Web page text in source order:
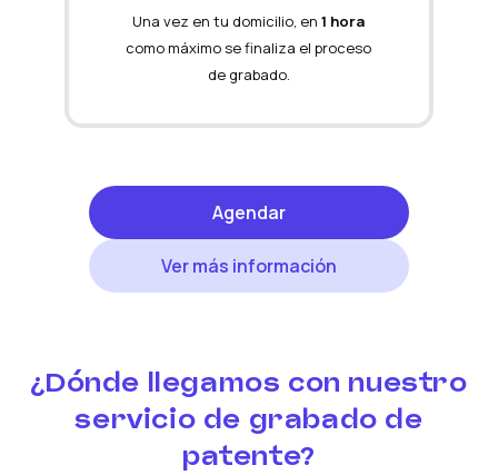
Una vez en tu domicilio, en1 hora
como máximo se finaliza el proceso
de grabado.
Agendar
Ver más información
¿Dónde llegamos con nuestro
servicio de grabado de
patente?